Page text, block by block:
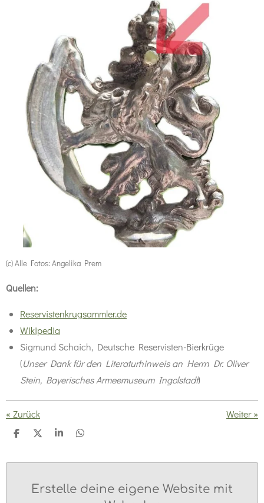
(c) Alle Fotos: Angelika Prem
Quellen:
Reservistenkrugsammler.de
Wikipedia
Sigmund Schaich, Deutsche Reservisten-Bierkrüge
(Unser Dank für den Literaturhinweis an Herrn Dr. Oliver
Stein, Bayerisches Armeemuseum Ingolstadt)
« Zurück Weiter»
T
l
T
l
n
T
l
T
l
Erstelle deine eigene Website mit